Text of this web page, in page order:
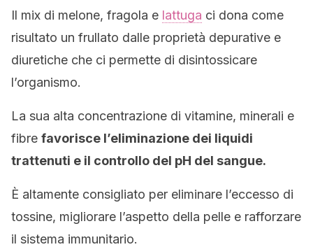
Il mix di melone, fragola e lattuga ci dona come
risultato un frullato dalle proprietà depurative e
diuretiche che ci permette di disintossicare
l’organismo.
La sua alta concentrazione di vitamine, minerali e
fibre favorisce l’eliminazione dei liquidi
trattenuti e il controllo del pH del sangue.
È altamente consigliato per eliminare l’eccesso di
tossine, migliorare l’aspetto della pelle e rafforzare
il sistema immunitario.